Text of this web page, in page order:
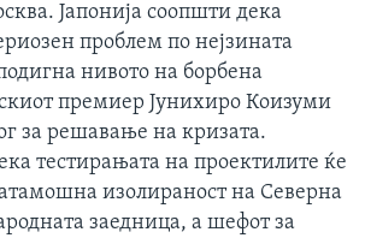
Јапонија соопшти дека
проблем по нејзината
нивото на борбена
премиер Јунихиро Коизуми
за решавање на кризата.
тестирањата на проектилите ќе
изолираност на Северна
заедница, а шефот за